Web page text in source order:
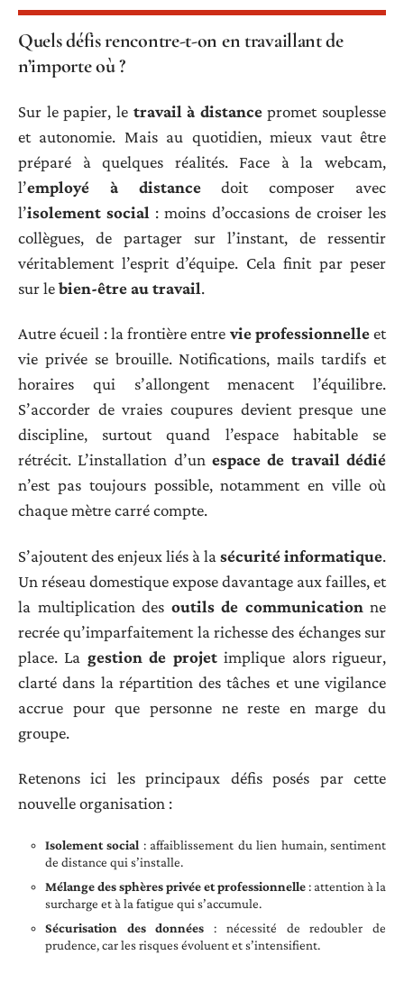
Quels défis rencontre-t-on en travaillant de
n’importe où ?
Sur le papier, le travail à distancepromet souplesse
et autonomie. Mais au quotidien, mieux vaut être
préparé à quelques réalités. Face à la webcam,
l’employé à distancedoit composer avec
l’isolement social : moins d’occasions de croiser les
collègues, de partager sur l’instant, de ressentir
véritablement l’esprit d’équipe. Cela finit par peser
sur lebien-être au travail.
Autre écueil : la frontière entre vie professionnelleet
vie privée se brouille. Notifications, mails tardifs et
horaires qui s’allongent menacent l’équilibre.
S’accorder de vraies coupures devient presque une
discipline, surtout quand l’espace habitable se
rétrécit. L’installation d’un espace de travail dédié
n’est pas toujours possible, notamment en ville où
chaque mètre carré compte.
S’ajoutent des enjeux liés à la sécurité informatique.
Un réseau domestique expose davantage aux failles, et
la multiplication des outils de communication ne
recrée qu’imparfaitement la richesse des échanges sur
place. La gestion de projetimplique alors rigueur,
clarté dans la répartition des tâches et une vigilance
accrue pour que personne ne reste en marge du
groupe.
Retenons ici les principaux défis posés par cette
nouvelle organisation :
Isolement social : affaiblissement du lien humain, sentiment
de distance qui s’installe.
Mélange des sphères privée et professionnelle: attention à la
surcharge et à la fatigue qui s’accumule.
Sécurisation des données : nécessité de redoubler de
prudence, car les risques évoluent et s’intensifient.